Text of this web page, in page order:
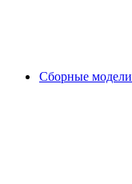
Сборные модели